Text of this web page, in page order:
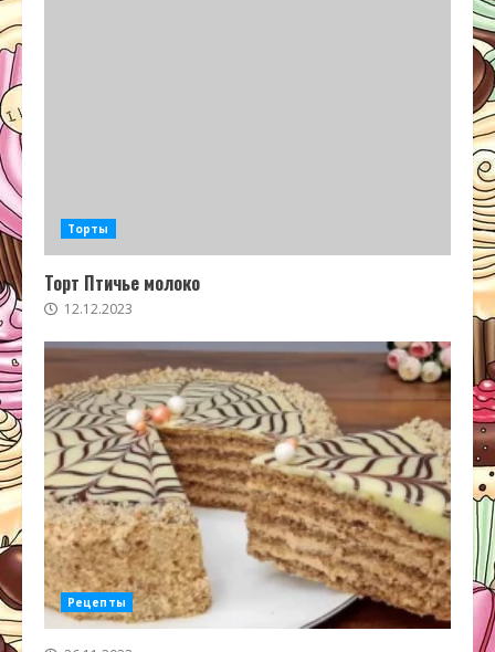
Торты
Торт Птичье молоко
12.12.2023
Рецепты